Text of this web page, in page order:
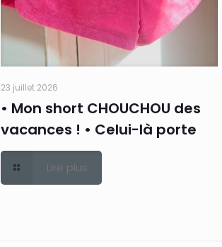
23 juillet 2026
• Mon short CHOUCHOU des
vacances ! • Celui-là porte
Lire plus